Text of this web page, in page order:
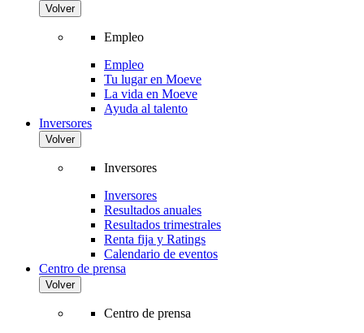
Volver
Empleo
Empleo
Tu lugar en Moeve
La vida en Moeve
Ayuda al talento
Inversores
Volver
Inversores
Inversores
Resultados anuales
Resultados trimestrales
Renta fija y Ratings
Calendario de eventos
Centro de prensa
Volver
Centro de prensa